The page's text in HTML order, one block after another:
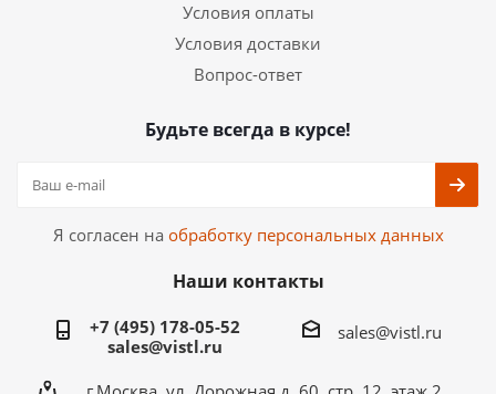
Условия оплаты
Условия доставки
Вопрос-ответ
Будьте всегда в курсе!
Я согласен на обработку персональных данных
Наши контакты
+7 (495) 178-05-52
sales@vistl.ru
sales@vistl.ru